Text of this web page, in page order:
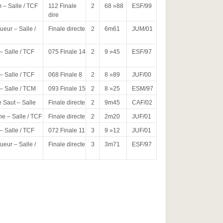
– Salle / TCF
112 Finale
dire
2 68 »88 ESF/99
– Salle / Finale directe 2 6m61 JUM/01
Salle / TCF 075 Finale 14 2 9 »45 ESF/97
Salle / TCF 068 Finale 8 2 8 »89
JUF/00
Salle / TCM
093 Finale 15 2 8 »25
ESM/97
Saut – Salle
Finale directe 2 9m45
CAF/02
– Salle / TCF
Finale directe 2 2m20
JUF/01
Salle / TCF
072 Finale 11 3 9 »12
JUF/01
– Salle /
Finale directe 3 3m71 ESF/97